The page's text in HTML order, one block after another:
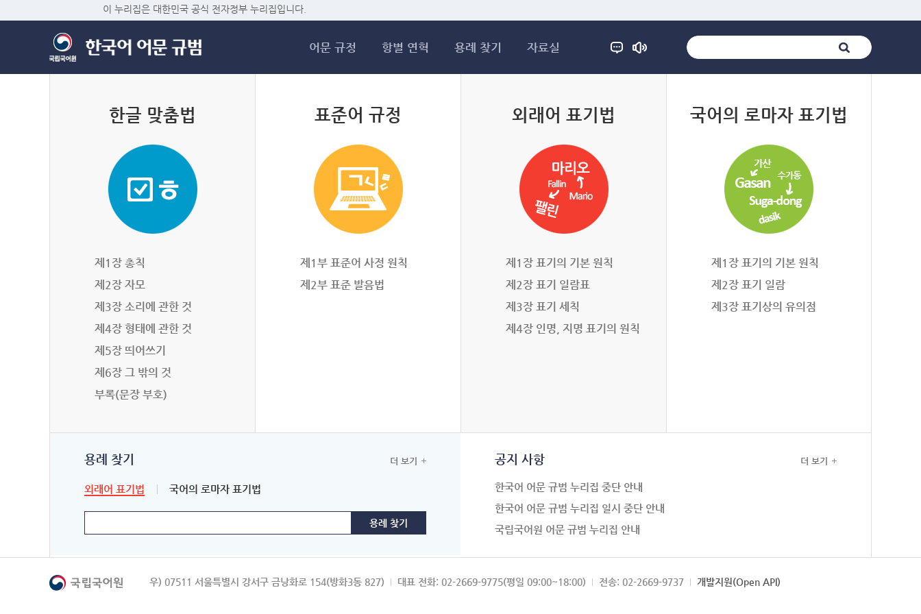
이 누리집은 대한민국 공식 전자정부 누리집입니다.
어문 규정 항별 연혁 용례 찾기 자료실
한글 맞춤법
제1장 총칙
제2장 자모
제3장 소리에 관한 것
제4장 형태에 관한 것
제5장 띄어쓰기
제6장 그 밖의 것
부록(문장 부호)
표준어 규정
제1부 표준어 사정 원칙
제2부 표준 발음법
외래어 표기법
제1장 표기의 기본 원칙
제2장 표기 일람표
제3장 표기 세칙
제4장 인명, 지명 표기의 원칙
국어의 로마자 표기법
제1장 표기의 기본 원칙
제2장 표기 일람
제3장 표기상의 유의점
용례 찾기
외래어 표기법 국어의 로마자 표기법
더 보기 공지 사항
한국어 어문 규범 누리집 중단 안내
한국어 어문 규범 누리집 일시 중단 안내
국립국어원 어문 규범 누리집 안내
더 보기
우) 07511 서울특별시 강서구 금낭화로 154(방화3동 827) 대표 전화: 02-2669-9775(평일 09:00~18:00) 전송: 02-2669-9737 개발지원(Open API)